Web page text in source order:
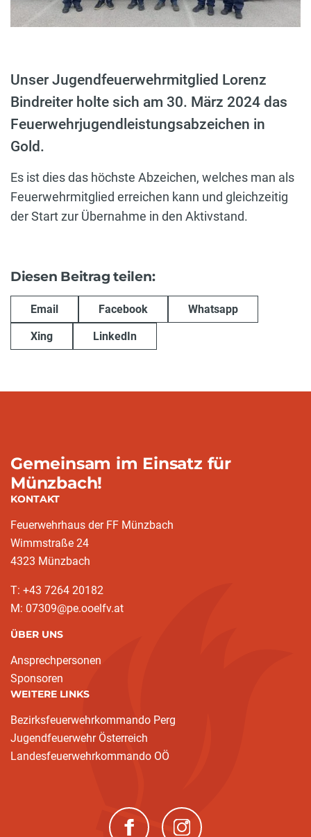
Unser Jugendfeuerwehrmitglied Lorenz
Bindreiter holte sich am 30. März 2024 das
Feuerwehrjugendleistungsabzeichen in
Gold.
Es ist dies das höchste Abzeichen, welches man als
Feuerwehrmitglied erreichen kann und gleichzeitig
der Start zur Übernahme in den Aktivstand.
Diesen Beitrag teilen:
Email Facebook Whatsapp
Xing LinkedIn
Gemeinsam im Einsatz für
Münzbach!
KONTAKT
Feuerwehrhaus der FF Münzbach
Wimmstraße 24
4323 Münzbach
T: +43 7264 20182
M: 07309@pe.ooelfv.at
ÜBER UNS
Ansprechpersonen
Sponsoren
WEITERE LINKS
Bezirksfeuerwehrkommando Perg
Jugendfeuerwehr Österreich
Landesfeuerwehrkommando OÖ